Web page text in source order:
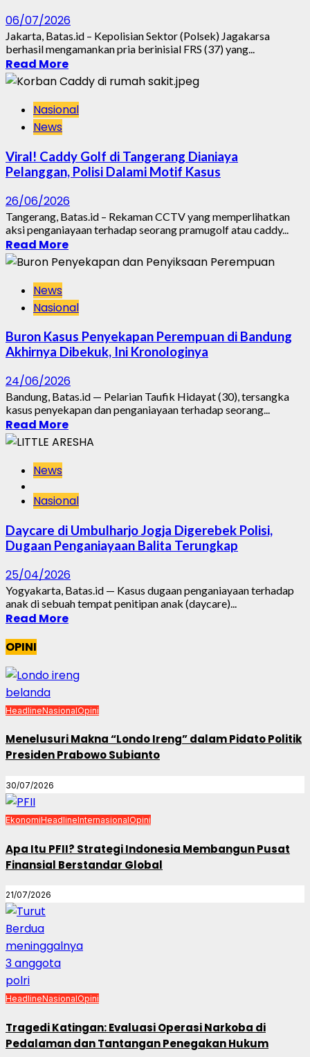
06/07/2026
Jakarta, Batas.id – Kepolisian Sektor (Polsek) Jagakarsa
berhasil mengamankan pria berinisial FRS (37) yang...
Read More
Nasional
News
Viral! Caddy Golf di Tangerang Dianiaya
Pelanggan, Polisi Dalami Motif Kasus
26/06/2026
Tangerang, Batas.id – Rekaman CCTV yang memperlihatkan
aksi penganiayaan terhadap seorang pramugolf atau caddy...
Read More
News
Nasional
Buron Kasus Penyekapan Perempuan di Bandung
Akhirnya Dibekuk, Ini Kronologinya
24/06/2026
Bandung, Batas.id — Pelarian Taufik Hidayat (30), tersangka
kasus penyekapan dan penganiayaan terhadap seorang...
Read More
News
Nasional
Daycare di Umbulharjo Jogja Digerebek Polisi,
Dugaan Penganiayaan Balita Terungkap
25/04/2026
Yogyakarta, Batas.id — Kasus dugaan penganiayaan terhadap
anak di sebuah tempat penitipan anak (daycare)...
Read More
OPINI
HeadlineNasionalOpini
Menelusuri Makna “Londo Ireng” dalam Pidato Politik
Presiden Prabowo Subianto
30/07/2026
EkonomiHeadlineInternasionalOpini
Apa Itu PFII? Strategi Indonesia Membangun Pusat
Finansial Berstandar Global
21/07/2026
HeadlineNasionalOpini
Tragedi Katingan: Evaluasi Operasi Narkoba di
Pedalaman dan Tantangan Penegakan Hukum